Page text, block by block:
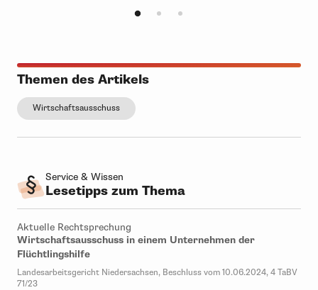
Themen des Artikels
Wirtschaftsausschuss
Service & Wissen
Lesetipps zum Thema
Aktuelle Rechtsprechung
Wirtschaftsausschuss in einem Unternehmen der
Flüchtlingshilfe
Landesarbeitsgericht Niedersachsen, Beschluss vom 10.06.2024, 4 TaBV
71/23